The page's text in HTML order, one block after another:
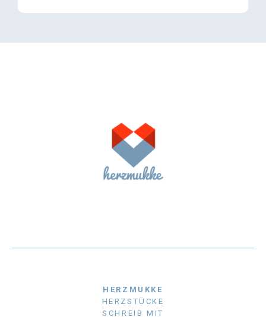
HERZMUKKE
HERZSTÜCKE
SCHREIB MIT